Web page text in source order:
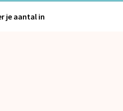
je aantal in